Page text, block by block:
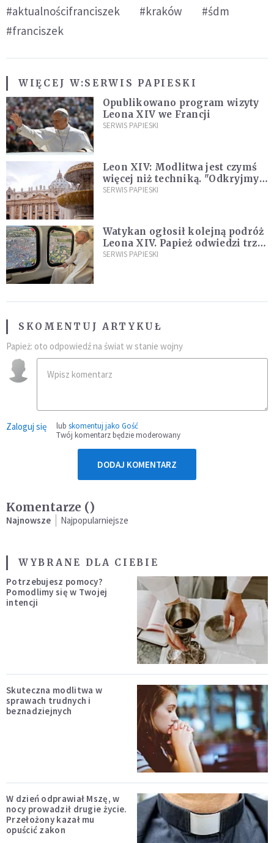
#aktualnościfranciszek #kraków
#śdm
#franciszek
WIĘCEJ W:SERWIS PAPIESKI
Opublikowano program wizyty
Leona XIV we Francji
SERWIS PAPIESKI
Leon XIV: Modlitwa jest czymś
więcej niż techniką. "Odkryjmy
ją na nowo"
SERWIS PAPIESKI
Watykan ogłosił kolejną podróż
Leona XIV. Papież odwiedzi trzy
kraje Ameryki Południowej
SERWIS PAPIESKI
SKOMENTUJ ARTYKUŁ
Papież: oto odpowiedź na świat w stanie wojny
Zaloguj się lub skomentuj jako Gość
Twój komentarz będzie moderowany
DODAJ KOMENTARZ
Komentarze ()
Najnowsze Najpopularniejsze
WYBRANE DLA CIEBIE
Potrzebujesz pomocy?
Pomodlimy się w Twojej
intencji
Skuteczna modlitwa w
sprawach trudnych i
beznadziejnych
W dzień odprawiał Mszę, w
nocy prowadził drugie życie.
Przełożony kazał mu
opuścić zakon